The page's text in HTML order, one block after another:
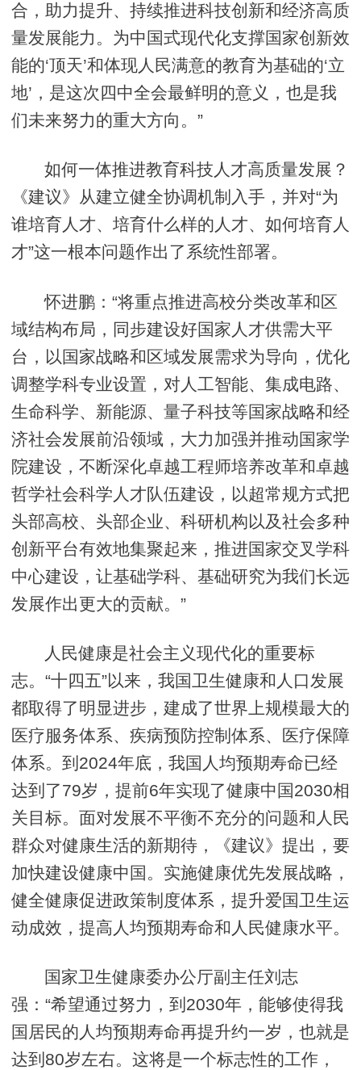
合，助力提升、持续推进科技创新和经济高质
量发展能力。为中国式现代化支撑国家创新效
能的‘顶天’和体现人民满意的教育为基础的‘立
地’，是这次四中全会最鲜明的意义，也是我
们未来努力的重大方向。”
如何一体推进教育科技人才高质量发展？
《建议》从建立健全协调机制入手，并对“为
谁培育人才、培育什么样的人才、如何培育人
才”这一根本问题作出了系统性部署。
怀进鹏：“将重点推进高校分类改革和区
域结构布局，同步建设好国家人才供需大平
台，以国家战略和区域发展需求为导向，优化
调整学科专业设置，对人工智能、集成电路、
生命科学、新能源、量子科技等国家战略和经
济社会发展前沿领域，大力加强并推动国家学
院建设，不断深化卓越工程师培养改革和卓越
哲学社会科学人才队伍建设，以超常规方式把
头部高校、头部企业、科研机构以及社会多种
创新平台有效地集聚起来，推进国家交叉学科
中心建设，让基础学科、基础研究为我们长远
发展作出更大的贡献。”
人民健康是社会主义现代化的重要标
志。“十四五”以来，我国卫生健康和人口发展
都取得了明显进步，建成了世界上规模最大的
医疗服务体系、疾病预防控制体系、医疗保障
体系。到2024年底，我国人均预期寿命已经
达到了79岁，提前6年实现了健康中国2030相
关目标。面对发展不平衡不充分的问题和人民
群众对健康生活的新期待，《建议》提出，要
加快建设健康中国。实施健康优先发展战略，
健全健康促进政策制度体系，提升爱国卫生运
动成效，提高人均预期寿命和人民健康水平。
国家卫生健康委办公厅副主任刘志
强：“希望通过努力，到2030年，能够使得我
国居民的人均预期寿命再提升约一岁，也就是
达到80岁左右。这将是一个标志性的工作，